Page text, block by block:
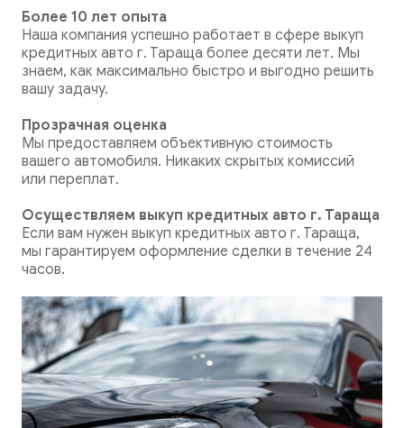
Более 10 лет опыта
Наша компания успешно работает в сфере выкуп
кредитных авто г. Тараща более десяти лет. Мы
знаем, как максимально быстро и выгодно решить
вашу задачу.
Прозрачная оценка
Мы предоставляем объективную стоимость
вашего автомобиля. Никаких скрытых комиссий
или переплат.
Осуществляем выкуп кредитных авто г. Тараща
Если вам нужен выкуп кредитных авто г. Тараща,
мы гарантируем оформление сделки в течение 24
часов.